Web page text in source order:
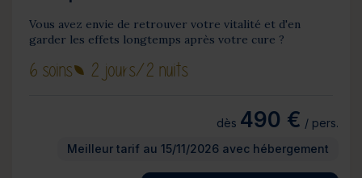
Vous avez envie de retrouver votre vitalité et d'en
garder les effets longtemps après votre cure ?
6 soins 2 jours/2 nuits
dès 490 € / pers.
Meilleur tarif au 15/11/2026 avec hébergement